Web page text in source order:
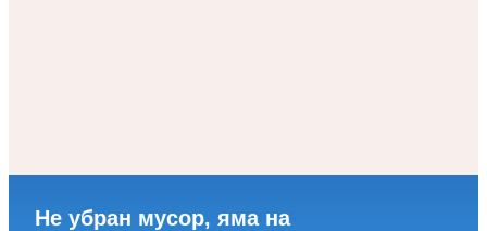
Не убран мусор, яма на